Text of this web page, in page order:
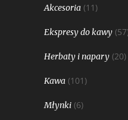
Akcesoria (11)
Ekspresy do kawy
Herbaty i napary (20)
Kawa (101)
Młynki (6)